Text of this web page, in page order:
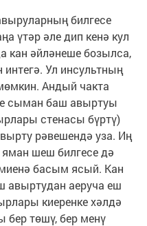
билгесе
үтәр әле дип кенә кул
кан әйләнеше бозылса,
Ул инсультның
Андый чакта
сыман баш авыртуы
стенасы бүртү)
рәвешендә уза. Иң
шеш билгесе дә
басым ясый. Кан
авыртудан аеруча еш
киеренке хәлдә
төшү, бер менү